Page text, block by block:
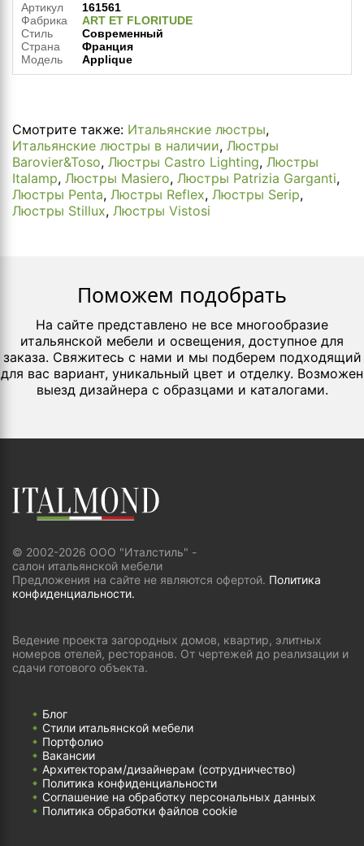
Артикул
161561
Фабрика
ART ET FLORITUDE
Стиль
Современный
Страна
Франция
Модель
Applique
Смотрите также: Итальянские люстры,
Итальянские люстры в наличии, Люстры
Barovier&Toso, Люстры Castro Lighting, Люстры
Italamp, Люстры Masiero, Люстры Patrizia Garganti,
Люстры Penta, Люстры Reflex, Люстры Serip,
Люстры Stillux, Люстры Vistosi
Поможем подобрать
На сайте представлено не все многообразие
итальянской мебели и освещения, доступное для
заказа. Свяжитесь с нами и мы подберем подходящий
для вас вариант, уникальный цвет и отделку. Возможен
выезд дизайнера с образцами и каталогами.
© 2002-2026 ООО "Италстиль" -
салон итальянской мебели
Предложения на сайте не являются офертой. Политика
конфиденциальности.
Ведение проекта загородных домов, квартир, элитных
номеров отелей, ресторанов. От чертежей до реализации и
сдачи готового объекта.
Блог
Стили итальянской мебели
Портфолио
Вакансии
Архитекторам/дизайнерам (cотрудничество)
Политика конфиденциальности
Соглашение на обработку персональных данных
Политика обработки файлов cookie